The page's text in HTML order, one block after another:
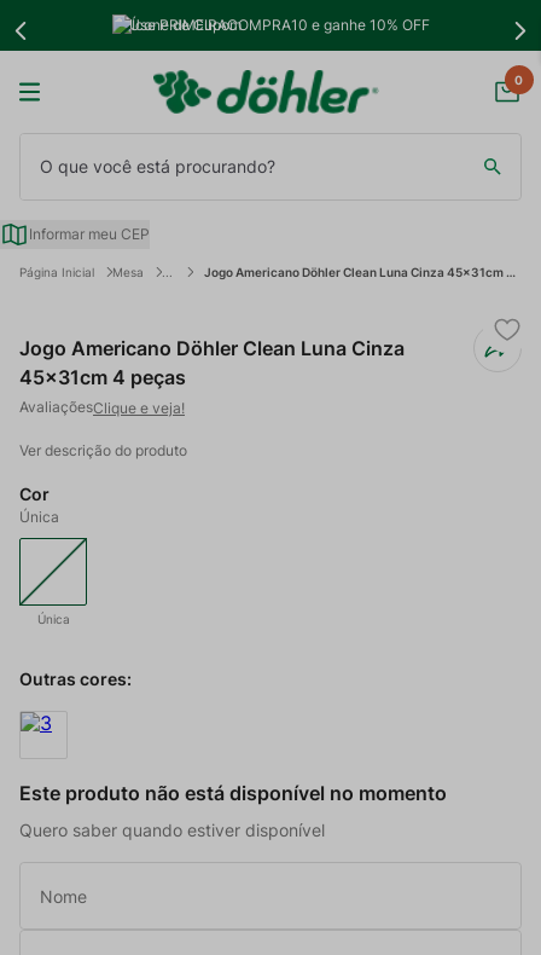
Use PRIMEIRACOMPRA10 e ganhe 10% OFF
0
Informar meu CEP
Mesa Jogo Americano Döhler Clean Luna Cinza 45x31cm 4 peças
Jogo Americano Döhler Clean Luna Cinza
45x31cm 4 peças
Clique e veja!
Ver descrição do produto
Cor
Única
Única
Outras cores:
Este produto não está disponível no momento
Quero saber quando estiver disponível